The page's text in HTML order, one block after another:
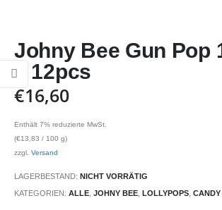
Johny Bee Gun Pop
x 12pcs
€16,60
Enthält 7% reduzierte MwSt.
(€13,83 / 100 g)
zzgl. Versand
LAGERBESTAND: NICHT VORRÄTIG
KATEGORIEN: ALLE JOHNY BEE LOLLYPOPS CANDY